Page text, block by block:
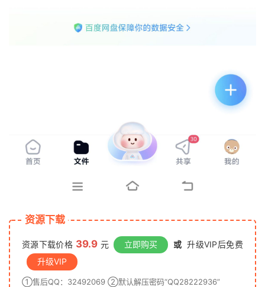
资源下载
资源下载价格 39.9 元 立即购买 或 升级VIP后免费
升级VIP
①售后QQ：32492069 ②默认解压密码“QQ28222936”